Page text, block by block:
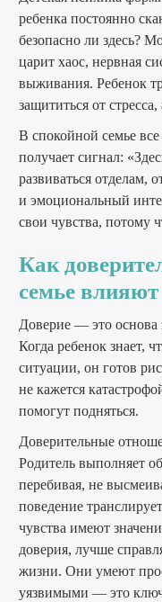
ребенка постоянно
безопасно ли здесь?
царит хаос, нервная
выживания. Ребенок
защититься от
В спокойной семье
получает сигнал:
развиваться отделам,
и эмоциональный
свои чувства, потому
Как
семье влияют
Доверие — это основа
Когда ребенок знает,
ситуации, он готов
не кажется
помогут подняться.
Доверительные
Родитель выполняет
перебивая, не
поведение
чувства имеют
доверия, лучше
жизни. Они умеют
уязвимыми — это